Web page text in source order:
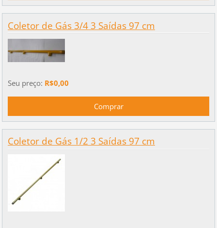
Coletor de Gás 3/4 3 Saídas 97 cm
Seu preço: R$0,00
Coletor de Gás 1/2 3 Saídas 97 cm